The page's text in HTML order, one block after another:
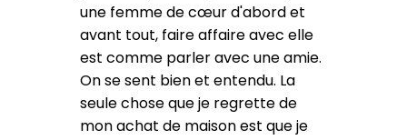
une femme de cœur d'abord et
avant tout, faire affaire avec elle
est comme parler avec une amie.
On se sent bien et entendu. La
seule chose que je regrette de
mon achat de maison est que je